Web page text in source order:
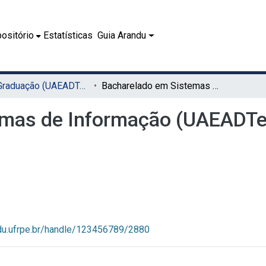
Estatísticas Guia Arandu
02.1 - Graduação (UAEADTec) Bacharelado em Sistemas de Informação (UAEADTec)
de Informação
handle/123456789/2880